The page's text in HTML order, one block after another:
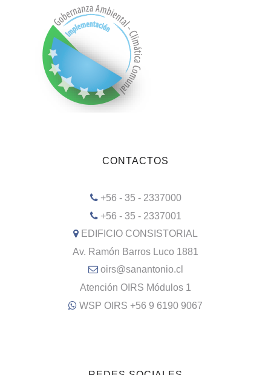
CONTACTOS
+56 - 35 - 2337000
+56 - 35 - 2337001
EDIFICIO CONSISTORIAL
Av. Ramón Barros Luco 1881
oirs@sanantonio.cl
Atención OIRS Módulos 1
WSP OIRS +56 9 6190 9067